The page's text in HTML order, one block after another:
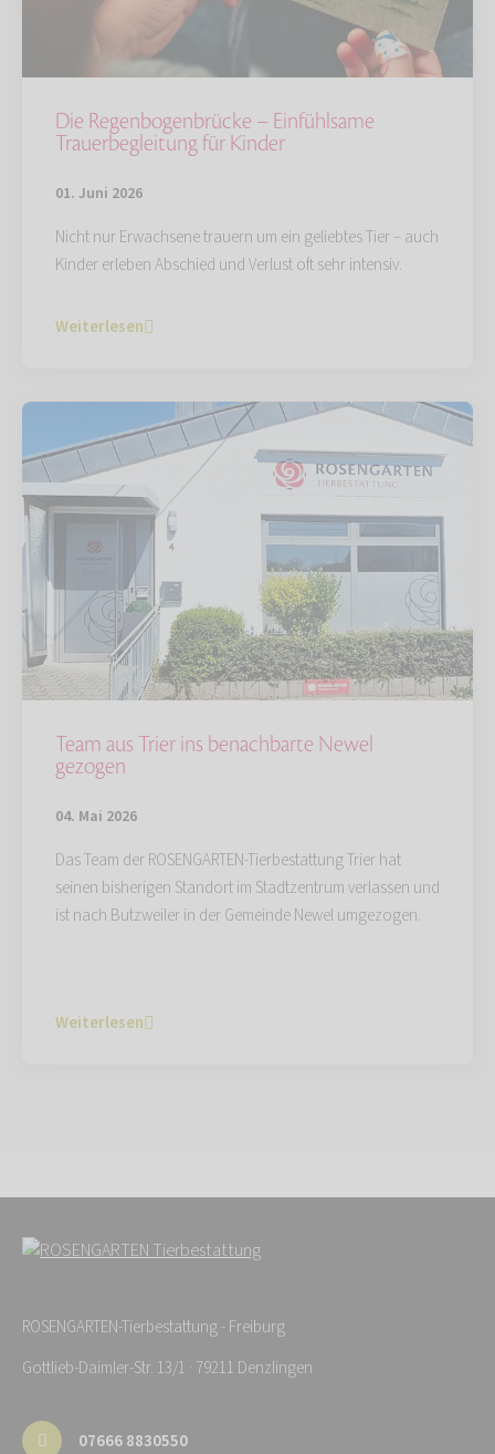
Die Regenbogenbrücke – Einfühlsame
Trauerbegleitung für Kinder
01. Juni 2026
Nicht nur Erwachsene trauern um ein geliebtes Tier – auch
Kinder erleben Abschied und Verlust oft sehr intensiv.
Weiterlesen
Team aus Trier ins benachbarte Newel
gezogen
04. Mai 2026
Das Team der ROSENGARTEN-Tierbestattung Trier hat
seinen bisherigen Standort im Stadtzentrum verlassen und
ist nach Butzweiler in der Gemeinde Newel umgezogen.
Weiterlesen
ROSENGARTEN-Tierbestattung - Freiburg
Gottlieb-Daimler-Str. 13/1 · 79211 Denzlingen
07666 8830550